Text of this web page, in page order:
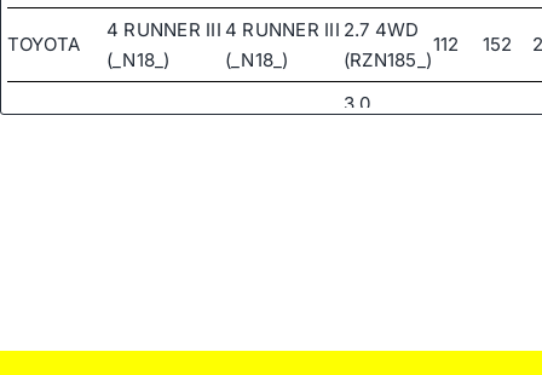
TOYOTA
4 RUNNER III
(_N18_)
4 RUNNER III
(_N18_)
2.7 4WD
(RZN185_)
112 152
4 RUNNER III4 RUNNER III
3.0
(_J9_)
(_J9_)